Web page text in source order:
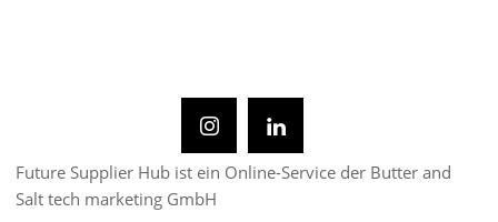
Future Supplier Hub ist ein Online-Service der Butter and
Salt tech marketing GmbH